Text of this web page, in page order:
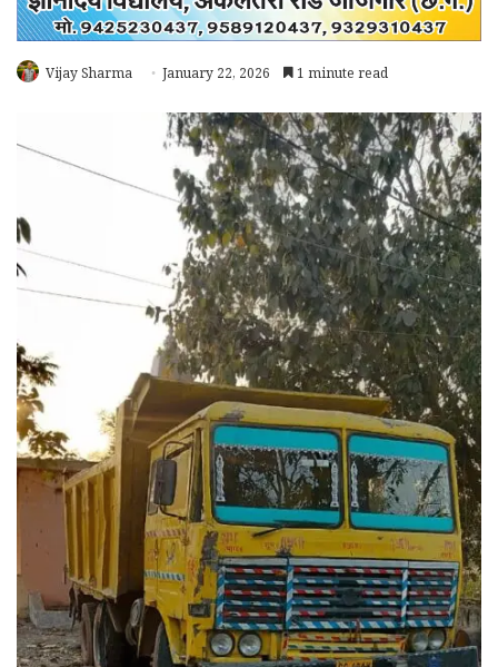
Vijay Sharma January 22, 2026 1 minute read